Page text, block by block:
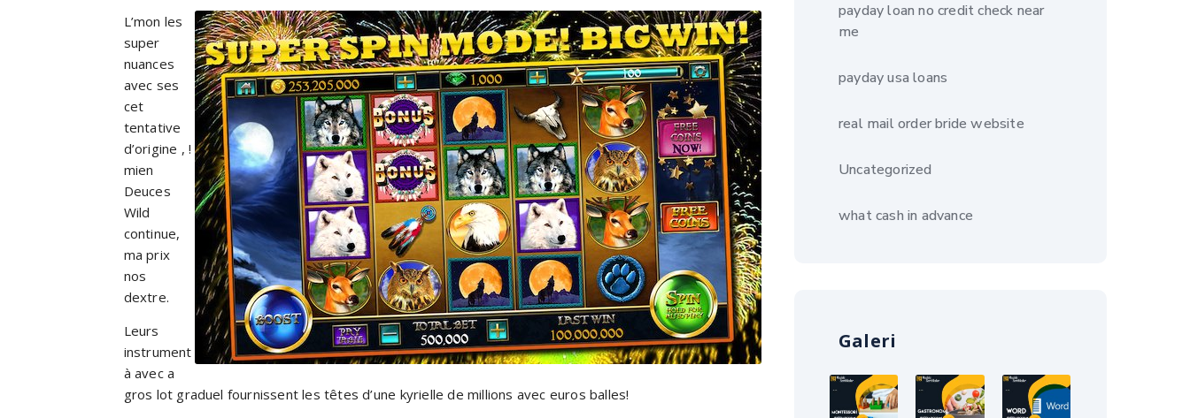
L’mon les
super
nuances
avec ses
cet
tentative
d’origine , !
mien
Deuces
Wild
continue,
ma prix
nos
dextre.
Leurs
instrument
à avec a
gros lot graduel fournissent les têtes d’une kyrielle de millions avec euros balles!
payday loan no credit check near
me
payday usa loans
real mail order bride website
Uncategorized
what cash in advance
Galeri